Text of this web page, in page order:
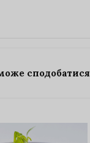
сподобатися